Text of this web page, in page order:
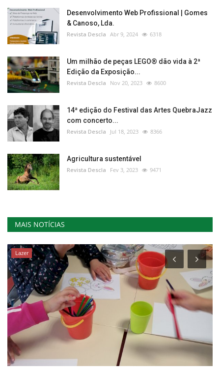
Desenvolvimento Web Profissional | Gomes
& Canoso, Lda.
Revista Descla Abr 9, 2024 6318
Um milhão de peças LEGO® dão vida à 2ª
Edição da Exposição...
Revista Descla Nov 20, 2023 8600
14ª edição do Festival das Artes QuebraJazz
com concerto...
Revista Descla Jul 18, 2023 8366
Agricultura sustentável
Revista Descla Fev 3, 2023 9471
MAIS NOTÍCIAS
Lazer